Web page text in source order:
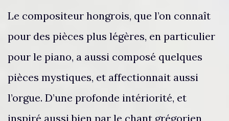
Le compositeur hongrois, que l’on connaît
pour des pièces plus légères, en particulier
pour le piano, a aussi composé quelques
pièces mystiques, et affectionnait aussi
l’orgue. D’une profonde intériorité, et
inspiré aussi bien par le chant grégorien